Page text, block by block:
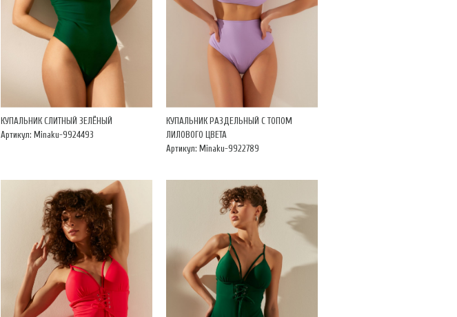
КУПАЛЬНИК СЛИТНЫЙ ЗЕЛЁНЫЙ
Артикул: Minaku-9924493
КУПАЛЬНИК РАЗДЕЛЬНЫЙ С ТОПОМ
ЛИЛОВОГО ЦВЕТА
Артикул: Minaku-9922789